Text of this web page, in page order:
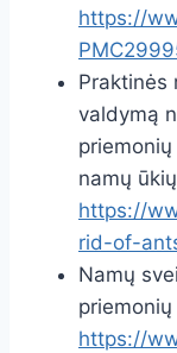
https://
Praktinės
valdymą
namų
https://
rid-of-
Namų
https://